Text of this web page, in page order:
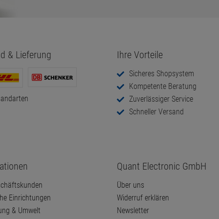
& Lieferung Ihre Vorteile
Sicheres Shopsystem
Kompetente Beratung
Zuverlässiger Service
Schneller Versand
Einrichtungen
& Umwelt
Quant Electronic GmbH
Über uns
Widerruf erklären
Newsletter